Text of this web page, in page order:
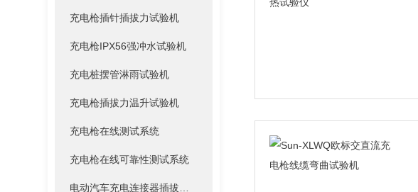
充电枪插针插拔力试验机
充电枪IPX56强冲水试验机
充电桩摆管淋雨试验机
充电枪插拔力温升试验机
充电枪在线测试系统
充电枪在线可靠性测试系统